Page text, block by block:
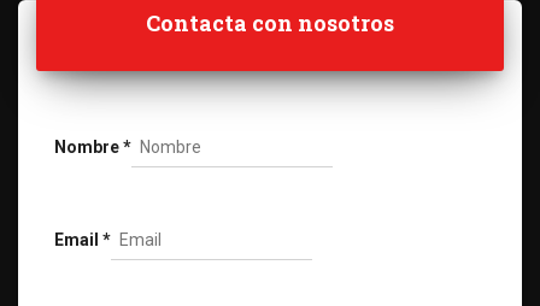
Contacta con nosotros
Nombre*
Email *